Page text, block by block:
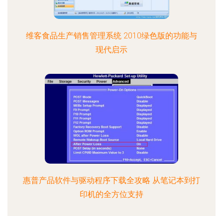
维客食品生产销售管理系统 2010绿色版的功能与
现代启示
惠普产品软件与驱动程序下载全攻略 从笔记本到打
印机的全方位支持